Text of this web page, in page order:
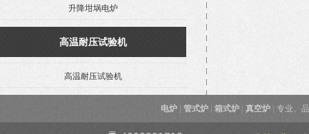
升降坩埚电炉
高温耐压试验机
高温耐压试验机
电炉 管式炉 箱式炉 真空炉 专业、